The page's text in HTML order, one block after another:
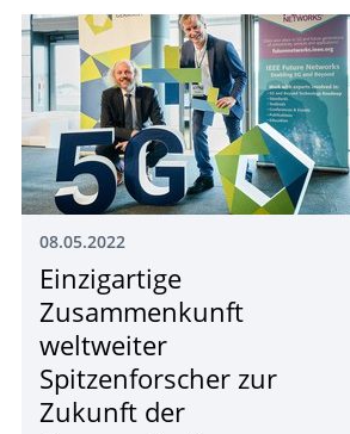
08.05.2022
Einzigartige
Zusammenkunft
weltweiter
Spitzenforscher zur
Zukunft der